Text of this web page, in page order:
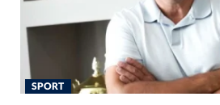
SPORT